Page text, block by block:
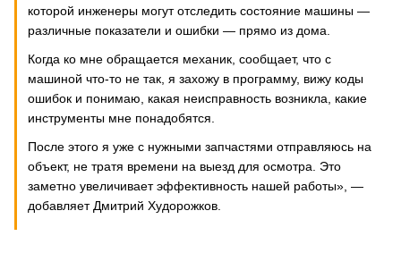
которой инженеры могут отследить состояние машины —
различные показатели и ошибки — прямо из дома.
Когда ко мне обращается механик, сообщает, что с
машиной что-то не так, я захожу в программу, вижу коды
ошибок и понимаю, какая неисправность возникла, какие
инструменты мне понадобятся.
После этого я уже с нужными запчастями отправляюсь на
объект, не тратя времени на выезд для осмотра. Это
заметно увеличивает эффективность нашей работы», —
добавляет Дмитрий Худорожков.